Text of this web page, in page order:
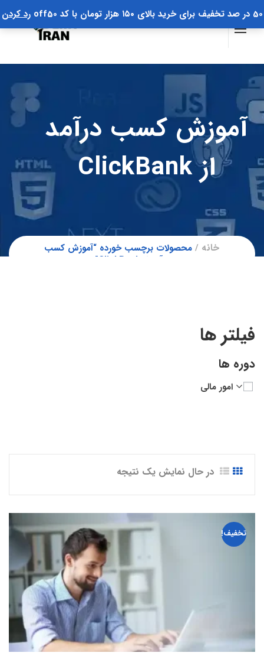
50 در صد تخفیف برای خرید بالای ۱۵۰ هزار تومان با کد off50 رد کردن
آموزش کسب درآمد
از ClickBank
خانه
محصولات برچسب خورده “آموزش کسب
درآمد از ClickBank”
در حال نمایش یک نتیجه
تخفیف!
فیلتر ها
دوره ها
امور مالی